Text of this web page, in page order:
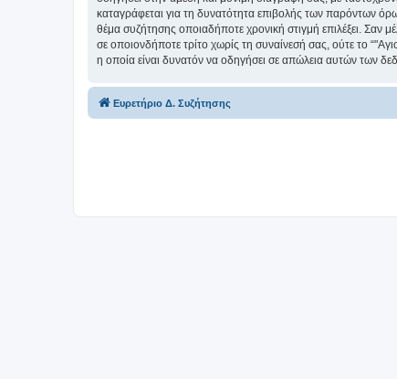
καταγράφεται για τη δυνατότητα επιβολής των παρόντων
θέμα συζήτησης οποιαδήποτε χρονική στιγμή επιλέξει. Σαν
σε οποιονδήποτε τρίτο χωρίς τη συναίνεσή σας, ούτε το
η οποία είναι δυνατόν να οδηγήσει σε απώλεια αυτών των
Ευρετήριο Δ. Συζήτησης